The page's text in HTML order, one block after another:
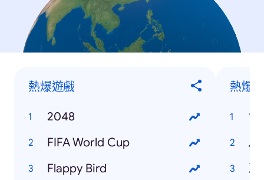
熱爆遊戲
2048
FIFA World Cup
Flappy Bird
熱爆
世
馬
冰